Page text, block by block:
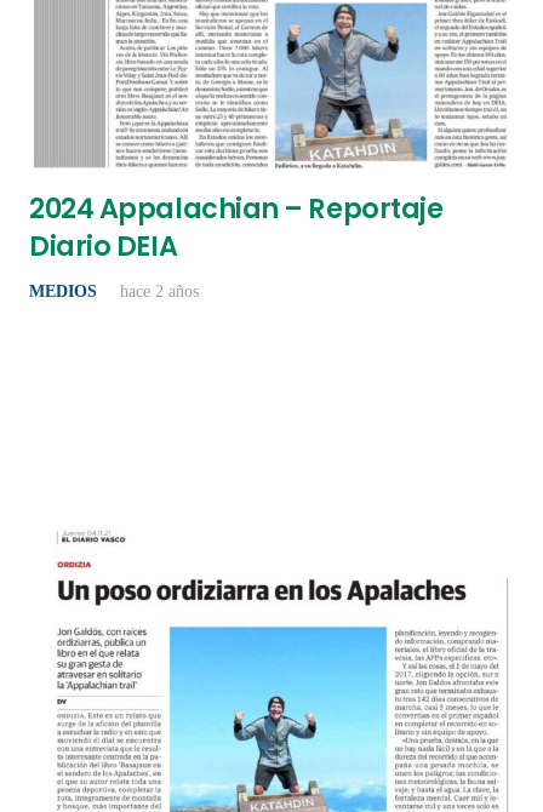
2024 Appalachian – Reportaje
Diario DEIA
MEDIOS hace 2 años